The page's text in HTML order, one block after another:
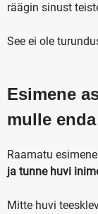
räägin sinust
See ei ole
Esimene
mulle
Raamatu
ja tunne huvi
Mitte huvi